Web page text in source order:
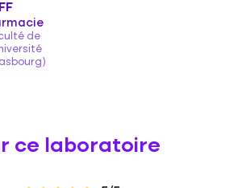
de
ce laboratoire